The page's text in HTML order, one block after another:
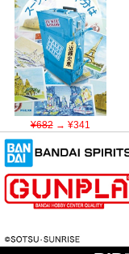
¥682→ ¥341